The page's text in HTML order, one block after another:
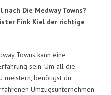
Die Medway Towns?
Fink Kiel der richtige
Towns kann eine
sein. Um all die
meistern, benötigst du
Umzugsunternehmen